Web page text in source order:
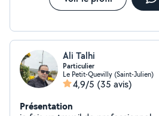
Ali Talhi
Particulier
Le Petit-Quevilly (Saint-Julien)
4,9/5 (35 avis)
Présentation